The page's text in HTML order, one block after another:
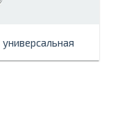
универсальная